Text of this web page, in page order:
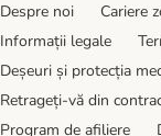
Despre noi Cariere
Informații legale
Deșeuri și protecția
Retrageți-vă din
Program de afiliere